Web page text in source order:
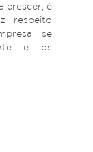
crescer, é
respeito
se
e os